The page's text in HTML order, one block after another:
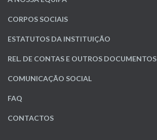
CORPOS SOCIAIS
ESTATUTOS DA INSTITUIÇÃO
REL. DE CONTAS E OUTROS DOCUMENTOS
COMUNICAÇÃO SOCIAL
FAQ
CONTACTOS